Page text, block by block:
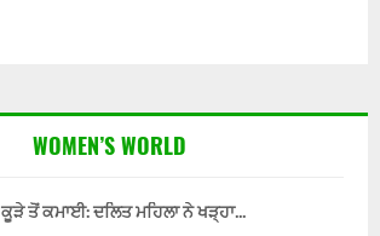
WOMEN’S WORLD
ਕੂੜੇ ਤੋਂ ਕਮਾਈ: ਦਲਿਤ ਮਹਿਲਾ ਨੇ ਖੜ੍ਹਾ...